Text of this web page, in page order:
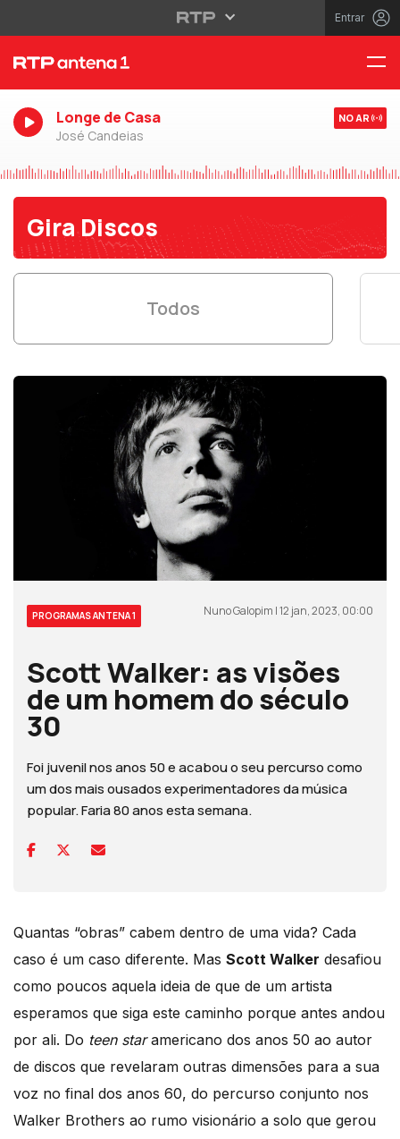
Entrar
Longe de Casa
José Candeias
NO AR
Gira Discos
Todos
PROGRAMAS ANTENA 1 Nuno Galopim | 12 jan, 2023, 00:00
Scott Walker: as visões
de um homem do século
30
Foi juvenil nos anos 50 e acabou o seu percurso como
um dos mais ousados experimentadores da música
popular. Faria 80 anos esta semana.
Quantas “obras” cabem dentro de uma vida? Cada
caso é um caso diferente. Mas Scott Walker desafiou
como poucos aquela ideia de que de um artista
esperamos que siga este caminho porque antes andou
por ali. Do teen staramericano dos anos 50 ao autor
de discos que revelaram outras dimensões para a sua
voz no final dos anos 60, do percurso conjunto nos
Walker Brothers ao rumo visionário a solo que gerou